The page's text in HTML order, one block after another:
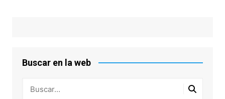
Buscar en la web